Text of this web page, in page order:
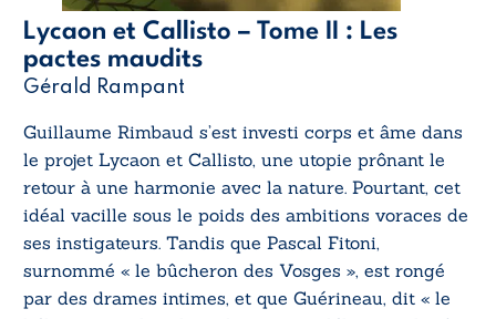
Lycaon et Callisto – Tome II : Les
pactes maudits
Gérald Rampant
Guillaume Rimbaud s’est investi corps et âme dans
le projet Lycaon et Callisto, une utopie prônant le
retour à une harmonie avec la nature. Pourtant, cet
idéal vacille sous le poids des ambitions voraces de
ses instigateurs. Tandis que Pascal Fitoni,
surnommé « le bûcheron des Vosges », est rongé
par des drames intimes, et que Guérineau, dit « le